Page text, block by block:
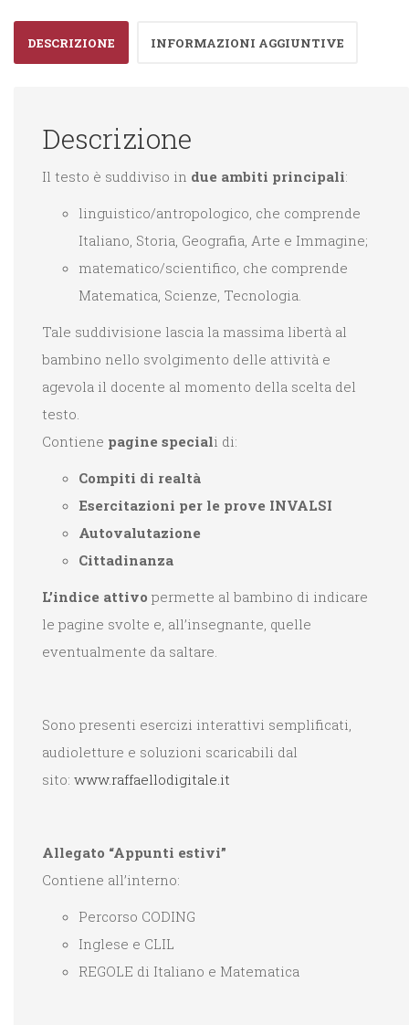
DESCRIZIONE INFORMAZIONI AGGIUNTIVE
Descrizione
Il testo è suddiviso in due ambiti principali:
linguistico/antropologico, che comprende
Italiano, Storia, Geografia, Arte e Immagine;
matematico/scientifico, che comprende
Matematica, Scienze, Tecnologia.
Tale suddivisione lascia la massima libertà al
bambino nello svolgimento delle attività e
agevola il docente al momento della scelta del
testo.
Contiene pagine speciali di:
Compiti di realtà
Esercitazioni per le prove INVALSI
Autovalutazione
Cittadinanza
L’indice attivo permette al bambino di indicare
le pagine svolte e, all’insegnante, quelle
eventualmente da saltare.
Sono presenti esercizi interattivi semplificati,
audioletture e soluzioni scaricabili dal
sito: www.raffaellodigitale.it
Allegato “Appunti estivi”
Contiene all’interno:
Percorso CODING
Inglese e CLIL
REGOLE di Italiano e Matematica